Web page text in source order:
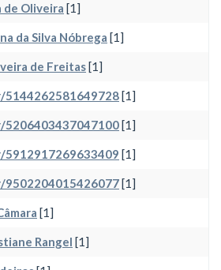
de Oliveira [1]
da Silva Nóbrega [1]
de Freitas[1]
[1]
[1]
[1]
[1]
[1]
Rangel [1]